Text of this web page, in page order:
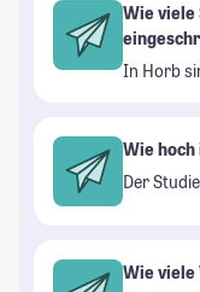
Wie viele
In Horb
Wie
Der
Wie viele